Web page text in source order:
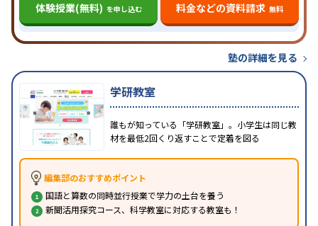
体験授業(無料) を申し込む 料金などの資料請求 無料
塾の詳細を見る
学研教室
誰もが知っている「学研教室」。小学生は同じ教
材を最低2回くり返すことで定着を図る
編集部のおすすめポイント
国語と算数の同時並行授業で学力の土台を養う
新聞活用探究コース、科学教室に対応する教室も！